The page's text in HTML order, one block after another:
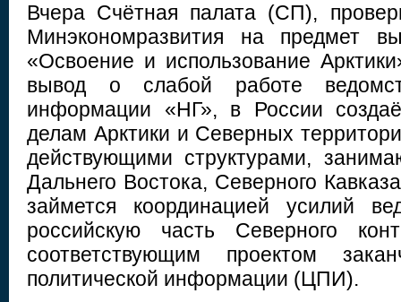
Вчера Счётная палата (СП),
Минэкономразвития на предмет
«Освоение и использование
вывод о слабой работе
информации «НГ», в России
делам Арктики и Северных
действующими структурами,
Дальнего Востока, Северного
займется координацией усилий
российскую часть Северного
соответствующим проектом
политической информации (ЦПИ).